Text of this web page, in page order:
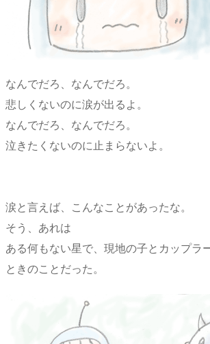
なんでだろ、なんでだろ。
悲しくないのに涙が出るよ。
なんでだろ、なんでだろ。
泣きたくないのに止まらないよ。
涙と言えば、こんなことがあったな。
そう、あれは
ある何もない星で、現地の子とカップラ
ときのことだった。